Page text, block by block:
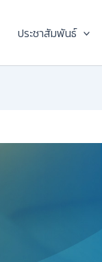
ประชาสัมพันธ์